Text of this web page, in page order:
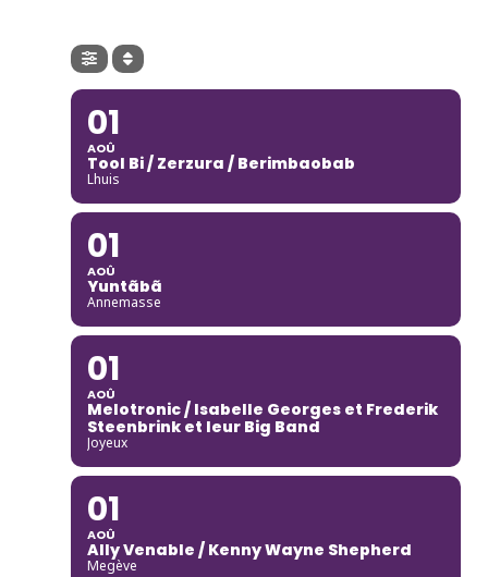
01
AOÛ
Tool Bi / Zerzura / Berimbaobab
Lhuis
01
AOÛ
Yuntãbã
Annemasse
01
AOÛ
Melotronic / Isabelle Georges et Frederik
Steenbrink et leur Big Band
Joyeux
01
AOÛ
Ally Venable / Kenny Wayne Shepherd
Megève